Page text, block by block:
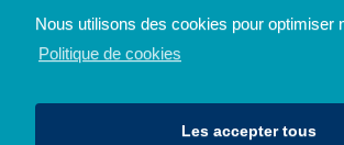
Nous utilisons des cookies pour optimiser
Politique de cookies
Les accepter tous